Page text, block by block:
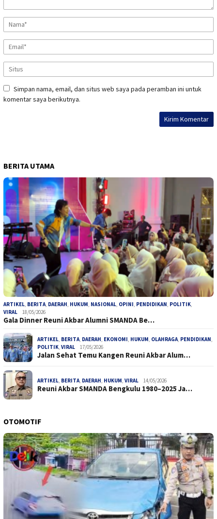
Simpan nama, email, dan situs web saya pada peramban ini untuk
komentar saya berikutnya.
BERITA UTAMA
ARTIKEL BERITA DAERAH HUKUM NASIONAL OPINI PENDIDIKAN POLITIK
VIRAL
18/05/2026
Gala Dinner Reuni Akbar Alumni SMANDA Be…
ARTIKEL BERITA DAERAH EKONOMI HUKUM OLAHRAGA PENDIDIKAN
POLITIK VIRAL 17/05/2026
Jalan Sehat Temu Kangen Reuni Akbar Alum…
ARTIKEL BERITA DAERAH HUKUM VIRAL 14/05/2026
Reuni Akbar SMANDA Bengkulu 1980–2025 Ja…
OTOMOTIF